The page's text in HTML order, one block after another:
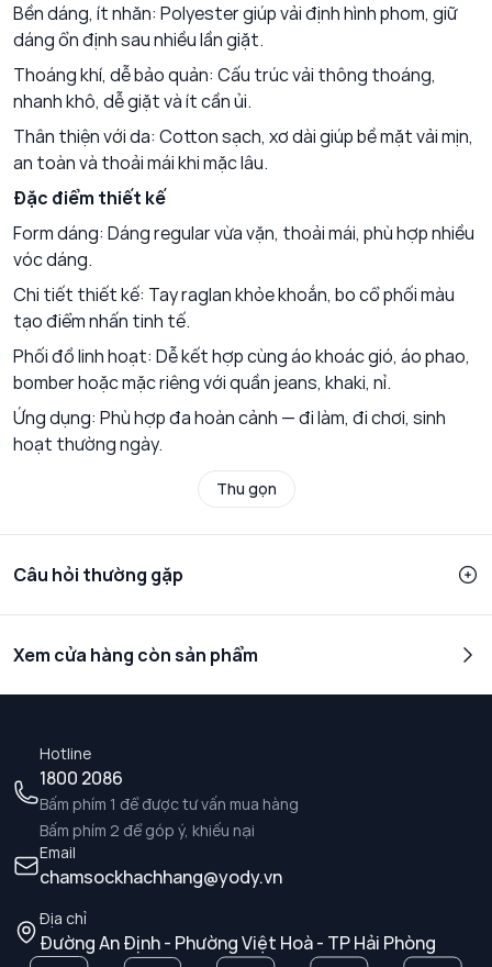
Bền dáng, ít nhăn: Polyester giúp vải định hình phom, giữ
dáng ổn định sau nhiều lần giặt.
Thoáng khí, dễ bảo quản: Cấu trúc vải thông thoáng,
nhanh khô, dễ giặt và ít cần ủi.
Thân thiện với da: Cotton sạch, xơ dài giúp bề mặt vải mịn,
an toàn và thoải mái khi mặc lâu.
Đặc điểm thiết kế
Form dáng: Dáng regular vừa vặn, thoải mái, phù hợp nhiều
vóc dáng.
Chi tiết thiết kế: Tay raglan khỏe khoắn, bo cổ phối màu
tạo điểm nhấn tinh tế.
Phối đồ linh hoạt: Dễ kết hợp cùng áo khoác gió, áo phao,
bomber hoặc mặc riêng với quần jeans, khaki, nỉ.
Ứng dụng: Phù hợp đa hoàn cảnh — đi làm, đi chơi, sinh
hoạt thường ngày.
Thu gọn
Câu hỏi thường gặp
Xem cửa hàng còn sản phẩm
Hotline
1800 2086
Bấm phím 1 để được tư vấn mua hàng
Bấm phím 2 để góp ý, khiếu nại
Email
chamsockhachhang@yody.vn
Địa chỉ
Đường An Định - Phường Việt Hoà - TP Hải Phòng